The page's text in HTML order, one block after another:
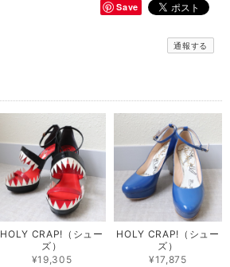
Save
通報する
HOLY CRAP!（シュー
ズ）
¥19,305
HOLY CRAP!（シュー
ズ）
¥17,875